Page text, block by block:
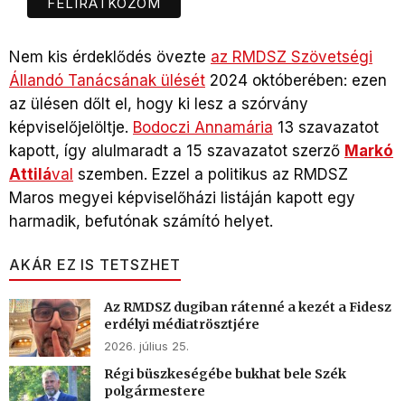
Nem kis érdeklődés övezte az RMDSZ Szövetségi
Állandó Tanácsának ülését 2024 októberében: ezen
az ülésen dőlt el, hogy ki lesz a szórvány
képviselőjelöltje. Bodoczi Annamária 13 szavazatot
kapott, így alulmaradt a 15 szavazatot szerző Markó
Attilával szemben. Ezzel a politikus az RMDSZ
Maros megyei képviselőházi listáján kapott egy
harmadik, befutónak számító helyet.
AKÁR EZ IS TETSZHET
Az RMDSZ dugiban rátenné a kezét a Fidesz
erdélyi médiatrösztjére
2026. július 25.
Régi büszkeségébe bukhat bele Szék
polgármestere